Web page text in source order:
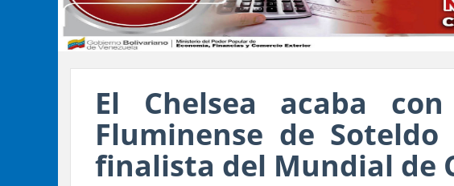
El Chelsea acaba
Fluminense de
finalista del Mundial de